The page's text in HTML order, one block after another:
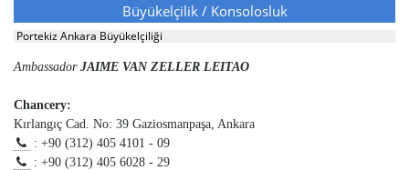
Büyükelçilik / Konsolosluk
Portekiz Ankara Büyükelçiliği
Ambassador JAIME VAN ZELLER LEITAO
Chancery:
Kırlangıç Cad. No: 39 Gaziosmanpaşa, Ankara
: +90 (312) 405 4101 - 09
: +90 (312) 405 6028 - 29